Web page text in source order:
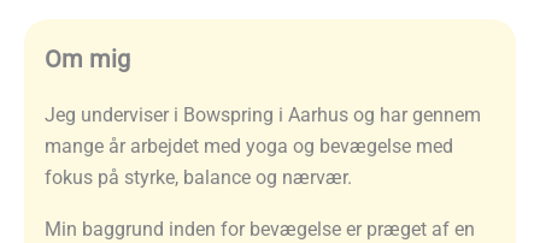
Om mig
Jeg underviser i Bowspring i Aarhus og har gennem
mange år arbejdet med yoga og bevægelse med
fokus på styrke, balance og nærvær.
Min baggrund inden for bevægelse er præget af en